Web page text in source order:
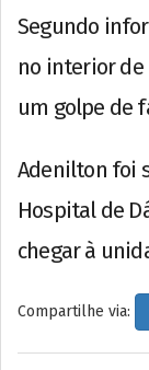
Segundo
no interior
um golpe de
Adenilton foi
Hospital de
chegar à
Compartilhe via: